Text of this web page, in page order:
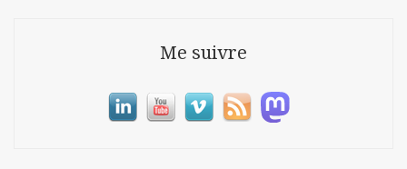
Me suivre